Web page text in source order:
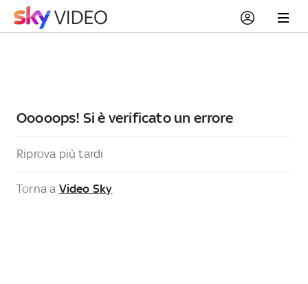
Ooooops! Si è verificato un errore
Riprova più tardi
Torna a Video Sky